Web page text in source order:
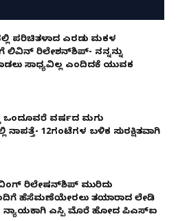
ಪರಿಚಿತಳಾದ ಎರಡು ಮಕ್ಕಳ
ಲಿವಿನ್ ರಿಲೇಶನ್​ಶಿಪ್- ನನ್ನನ್ನು
ಸಾಧ್ಯವಿಲ್ಲ ಎಂದಿದಕ್ಕೆ ಯುವಕ
ಒಂದೂವರೆ ವರ್ಷದ ಮಗು
12ಗಂಟೆಗಳ ಬಳಿಕ ಸುರಕ್ಷಿತವಾಗಿ
ರಿಲೇಷನ್‌ಶಿಪ್ ಮುರಿದು
ಹೆಸೆಮಣೆಯೇರಲು ತಯಾರಾದ ಲೇಡಿ
ನ್ಯಾಯಕ್ಕಾಗಿ ಎಸ್ಪಿ ಮೊರೆ ಹೋದ ಪಿಎಸ್ಐ